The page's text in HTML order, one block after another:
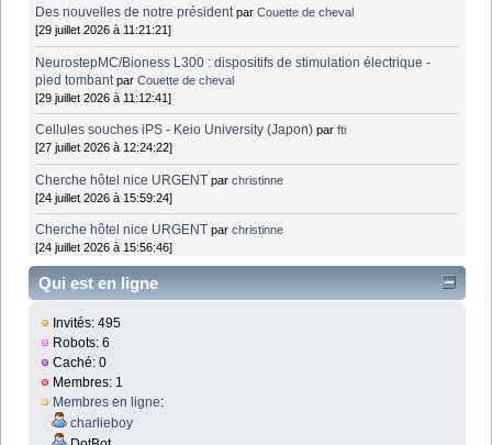
Des nouvelles de notre président parCouette de cheval
[29 juillet 2026 à 11:21:21]
NeurostepMC/Bioness L300 : dispositifs de stimulation électrique -
pied tombant parCouette de cheval
[29 juillet 2026 à 11:12:41]
Cellules souches iPS - Keio University (Japon) parfti
[27 juillet 2026 à 12:24:22]
Cherche hôtel nice URGENT parchristinne
[24 juillet 2026 à 15:59:24]
Cherche hôtel nice URGENT parchristinne
[24 juillet 2026 à 15:56:46]
Qui est en ligne
Invités: 495
Robots: 6
Caché: 0
Membres: 1
Membres en ligne:
charlieboy